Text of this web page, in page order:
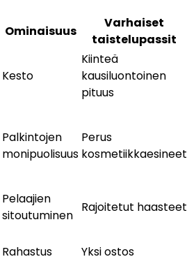
Ominaisuus
Varhaiset
taistelupassit
Kesto
Kiinteä
kausiluontoinen
pituus
Palkintojen
monipuolisuus
Perus
kosmetiikkaesineet
Pelaajien
sitoutuminen
Rajoitetut haasteet
Rahastus Yksi ostos